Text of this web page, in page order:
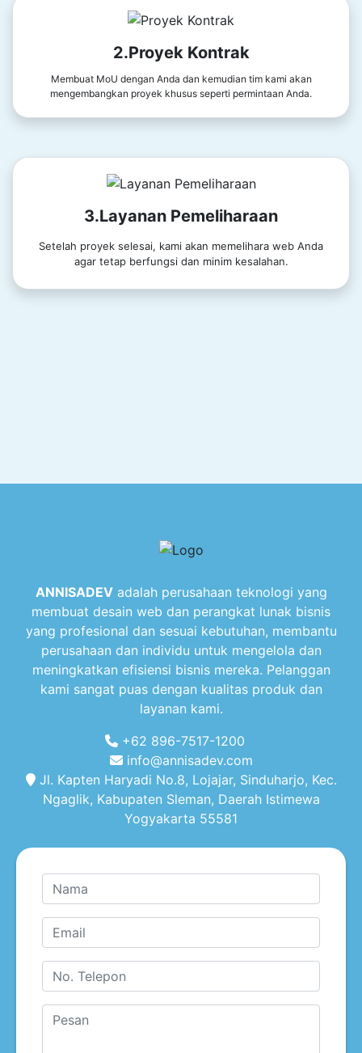
2.Proyek Kontrak
Membuat MoU dengan Anda dan kemudian tim kami akan
mengembangkan proyek khusus seperti permintaan Anda.
3.Layanan Pemeliharaan
Setelah proyek selesai, kami akan memelihara web Anda
agar tetap berfungsi dan minim kesalahan.
ANNISADEVadalah perusahaan teknologi yang
membuat desain web dan perangkat lunak bisnis
yang profesional dan sesuai kebutuhan, membantu
perusahaan dan individu untuk mengelola dan
meningkatkan efisiensi bisnis mereka. Pelanggan
kami sangat puas dengan kualitas produk dan
layanan kami.
+62 896-7517-1200
info@annisadev.com
Jl. Kapten Haryadi No.8, Lojajar, Sinduharjo, Kec.
Ngaglik, Kabupaten Sleman, Daerah Istimewa
Yogyakarta 55581